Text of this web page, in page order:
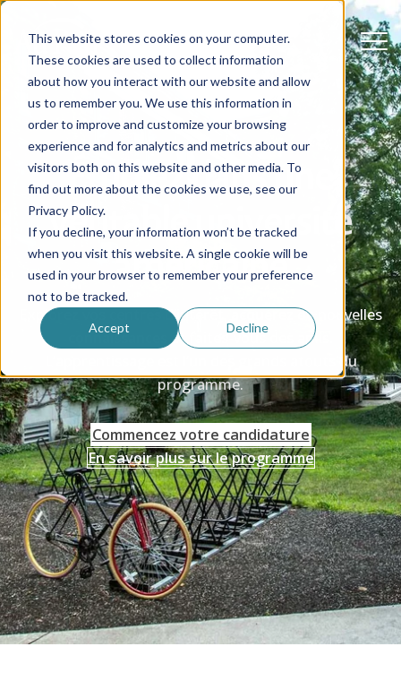
This website stores cookies on your computer.
These cookies are used to collect information
about how you interact with our website and allow
us to remember you. We use this information in
order to improve and customize your browsing
experience and for analytics and metrics about our
visitors both on this website and other media. To
find out more about the cookies we use, see our
Privacy Policy.
If you decline, your information won’t be tracked
when you visit this website. A single cookie will be
used in your browser to remember your preference
not to be tracked.
Accept Decline
Étudiez dans une
véritable université
américaine
Explorez vos centres d’intérêt, acquérez de nouvelles
connaissances et faites-vous des amis.
L’apprentissage est l’un des grands atouts du
programme.
Commencez votre candidature
En savoir plus sur le programme